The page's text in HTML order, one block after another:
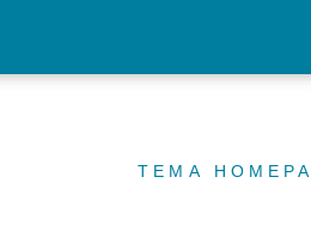
ТЕМА НОМЕРА